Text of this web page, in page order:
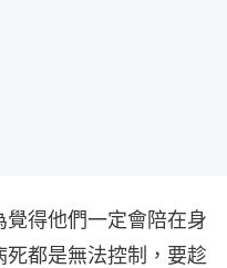
得他們一定會陪在身
都是無法控制，要趁